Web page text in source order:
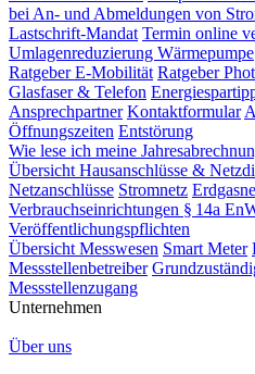
bei An- und Abmeldungen von
Lastschrift-Mandat Termin online
Umlagenreduzierung Wärmepumpe
Ratgeber E-Mobilität Ratgeber
Glasfaser & Telefon
Ansprechpartner Kontaktformular
Öffnungszeiten Entstörung
Wie lese ich meine
Übersicht Hausanschlüsse &
Netzanschlüsse Stromnetz
Verbrauchseinrichtungen § 14a
Veröffentlichungspflichten
Übersicht Messwesen Smart Meter
Messstellenbetreiber
Messstellenzugang
Unternehmen
Über uns